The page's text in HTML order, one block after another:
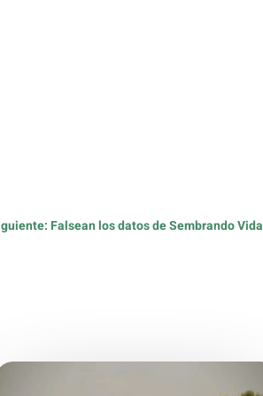
Falsean los datos de Sembrando Vida